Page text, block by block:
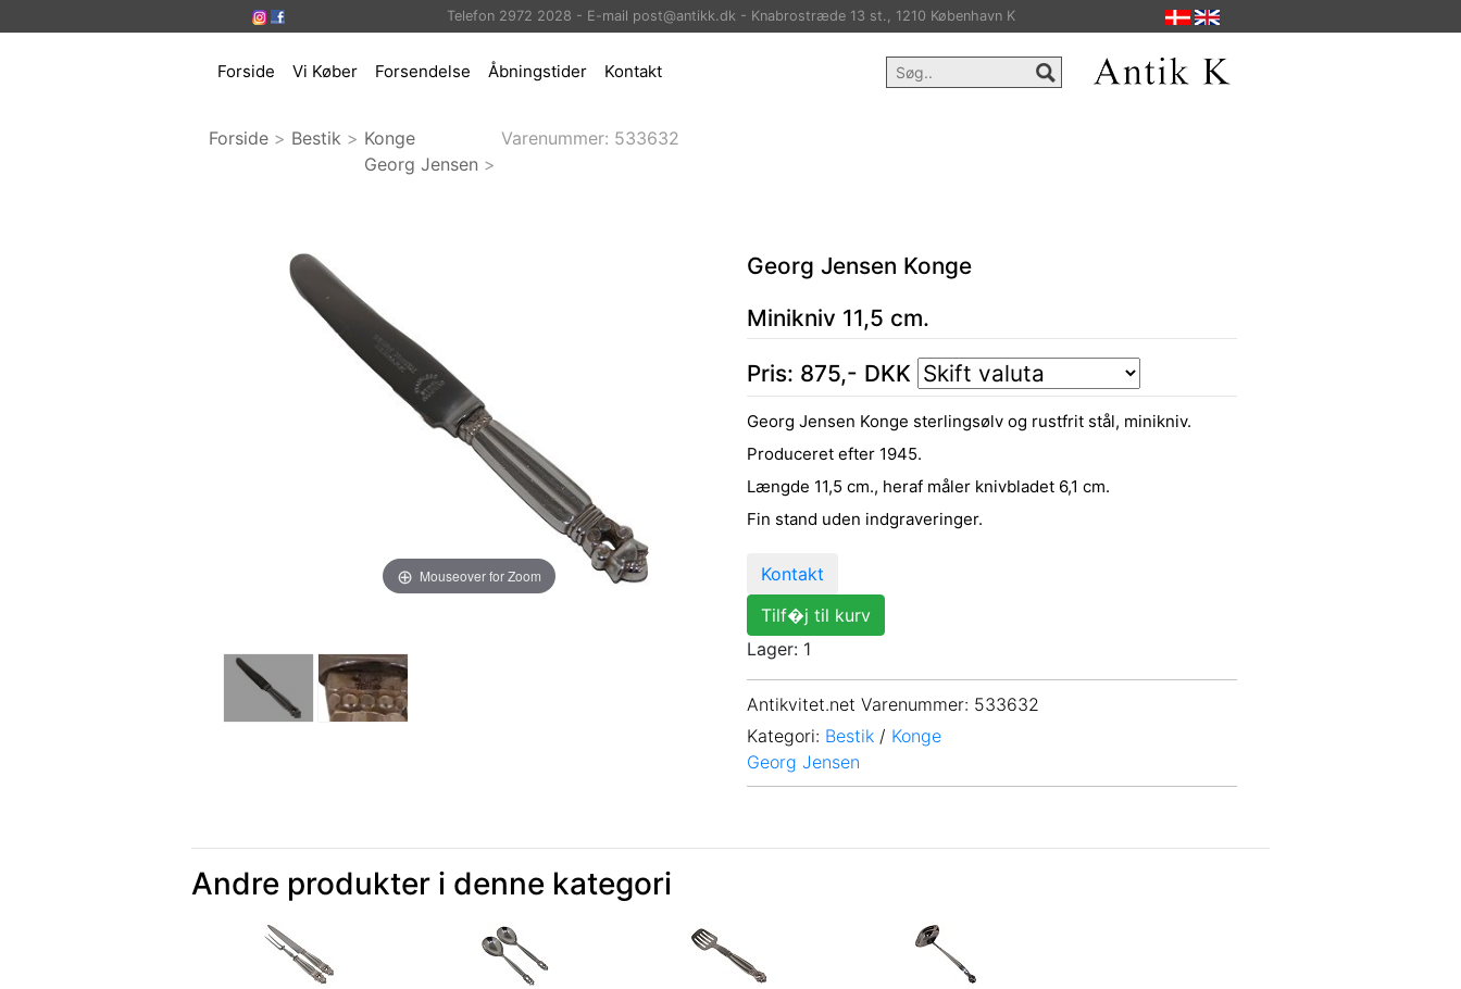
Telefon 2972 2028 - E-mail post@antikk.dk - Knabrostræde 13 st., 1210 København K
Forside Vi Køber Forsendelse Åbningstider Kontakt
Forside > Bestik > Konge
Georg Jensen >
Varenummer: 533632
Mouseover for Zoom
Georg Jensen Konge
Minikniv 11,5 cm.
Pris: 875,- DKK
Georg Jensen Konge sterlingsølv og rustfrit stål, minikniv.
Produceret efter 1945.
Længde 11,5 cm., heraf måler knivbladet 6,1 cm.
Fin stand uden indgraveringer.
Kontakt
Tilf�j til kurv
Lager: 1
Antikvitet.net Varenummer: 533632
Kategori: Bestik / Konge
Georg Jensen
Andre produkter i denne kategori